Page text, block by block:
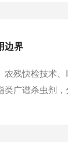
边界
残快检技术
广谱杀虫剂